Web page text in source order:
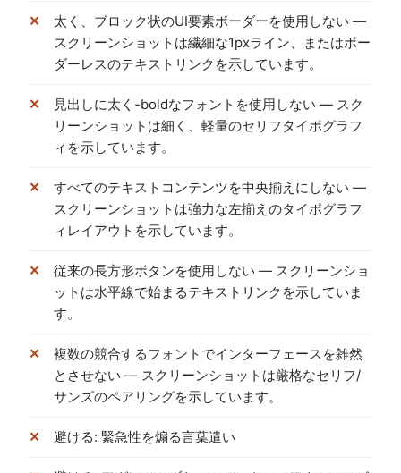
太く、ブロック状のUI要素ボーダーを使用しない —
スクリーンショットは繊細な1pxライン、またはボー
ダーレスのテキストリンクを示しています。
見出しに太く-boldなフォントを使用しない — スク
リーンショットは細く、軽量のセリフタイポグラフ
ィを示しています。
すべてのテキストコンテンツを中央揃えにしない —
スクリーンショットは強力な左揃えのタイポグラフ
ィレイアウトを示しています。
従来の長方形ボタンを使用しない — スクリーンショ
ットは水平線で始まるテキストリンクを示していま
す。
複数の競合するフォントでインターフェースを雑然
とさせない — スクリーンショットは厳格なセリフ/
サンズのペアリングを示しています。
避ける: 緊急性を煽る言葉遣い